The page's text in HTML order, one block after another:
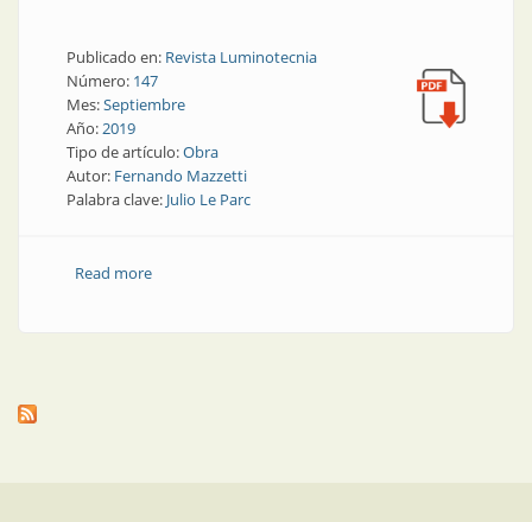
Publicado en: Revista Luminotecnia
Número: 147
Mes:Septiembre
Año:2019
Tipo de artículo:Obra
Autor: Fernando Mazzetti
Palabra clave: Julio Le Parc
Read moreabout Exposiciones | Julio Le Parc Un visionario de la